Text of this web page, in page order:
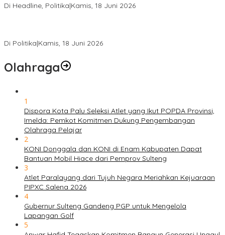
Di Headline, Politika|Kamis, 18 Juni 2026
Di Politika|Kamis, 18 Juni 2026
Olahraga
1
Dispora Kota Palu Seleksi Atlet yang Ikut POPDA Provinsi,
Imelda: Pemkot Komitmen Dukung Pengembangan
Olahraga Pelajar
2
KONI Donggala dan KONI di Enam Kabupaten Dapat
Bantuan Mobil Hiace dari Pemprov Sulteng
3
Atlet Paralayang dari Tujuh Negara Meriahkan Kejuaraan
PIPXC Salena 2026
4
Gubernur Sulteng Gandeng PGP untuk Mengelola
Lapangan Golf
5